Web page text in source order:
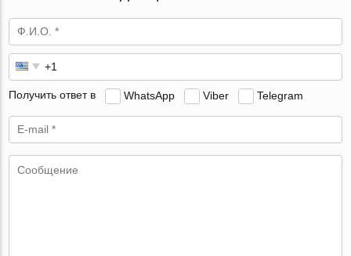
Получить ответ в WhatsApp Viber Telegram